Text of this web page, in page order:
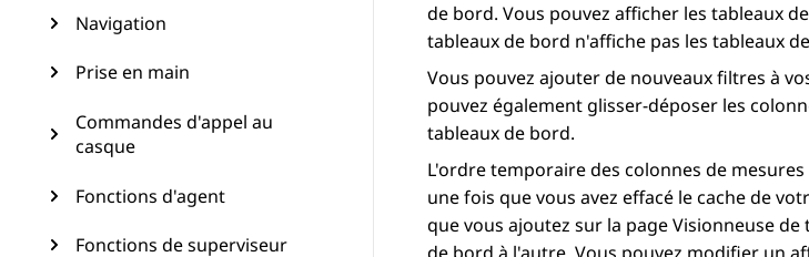
Navigation
Prise en main
Commandes d'appel au
casque
Fonctions d'agent
Fonctions de superviseur
de bord. Vous pouvez afficher les tableaux
tableaux de bord n'affiche pas les tableaux
Vous pouvez ajouter de nouveaux filtres à
pouvez également glisser-déposer les
tableaux de bord.
L'ordre temporaire des colonnes de
une fois que vous avez effacé le cache de
que vous ajoutez sur la pageVisionneuse de